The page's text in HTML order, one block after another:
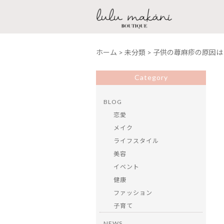
ホーム > 未分類 > 子供の蕁麻疹の原因
Category
BLOG
恋愛
メイク
ライフスタイル
美容
イベント
健康
ファッション
子育て